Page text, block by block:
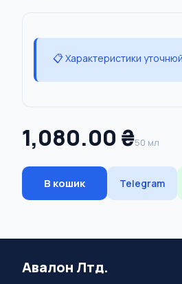
📋 Характеристики
1,080.00 ₴50 мл
В кошик Telegram
Авалон Лтд.